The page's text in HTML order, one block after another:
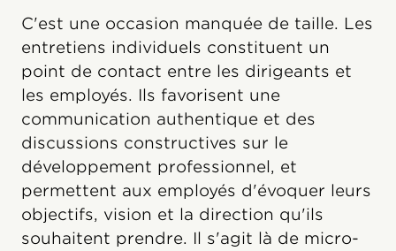
C'est une occasion manquée de taille. Les
entretiens individuels constituent un
point de contact entre les dirigeants et
les employés. Ils favorisent une
communication authentique et des
discussions constructives sur le
développement professionnel, et
permettent aux employés d'évoquer leurs
objectifs, vision et la direction qu'ils
souhaitent prendre. Il s'agit là de micro-